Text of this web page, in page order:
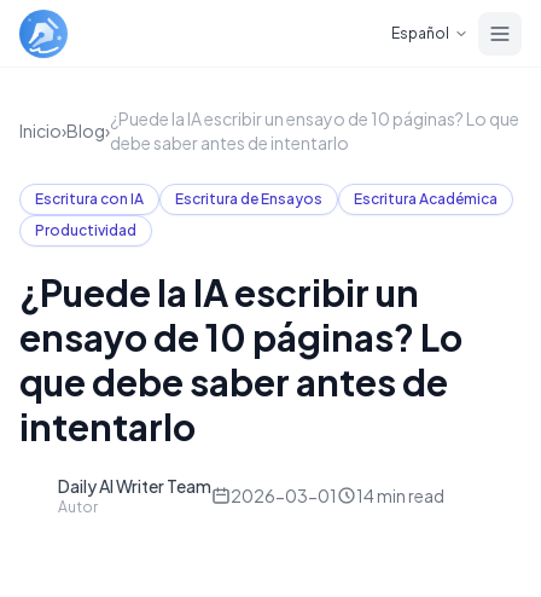
Español
Inicio›Blog›
¿Puede la IA escribir un ensayo de 10 páginas? Lo que
debe saber antes de intentarlo
Escritura con IA Escritura de Ensayos
Escritura Académica
Productividad
¿Puede la IA escribir un
ensayo de 10 páginas? Lo
que debe saber antes de
intentarlo
Daily AI Writer Team
Autor
2026-03-01 14min read